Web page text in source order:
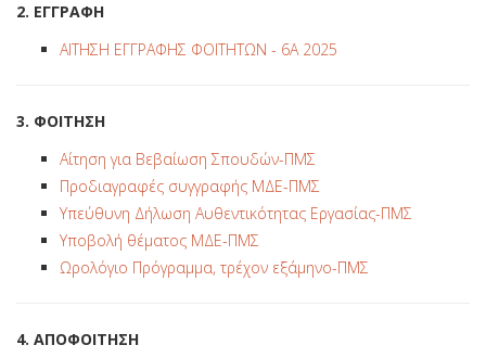
2. ΕΓΓΡΑΦΗ
ΑΙΤΗΣΗ ΕΓΓΡΑΦΗΣ ΦΟΙΤΗΤΩΝ - 6Α 2025
3. ΦΟΙΤΗΣΗ
Αίτηση για Βεβαίωση Σπουδών-ΠΜΣ
Προδιαγραφές συγγραφής ΜΔΕ-ΠΜΣ
Υπεύθυνη Δήλωση Αυθεντικότητας Εργασίας-ΠΜΣ
Υποβολή θέματος ΜΔΕ-ΠΜΣ
Ωρολόγιο Πρόγραμμα, τρέχον εξάμηνο-ΠΜΣ
4. ΑΠΟΦΟΙΤΗΣΗ